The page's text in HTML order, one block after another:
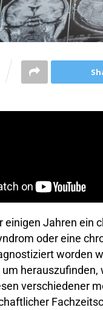
einigen Jahren ein
oder eine
worden
um herauszufinden,
verschiedener